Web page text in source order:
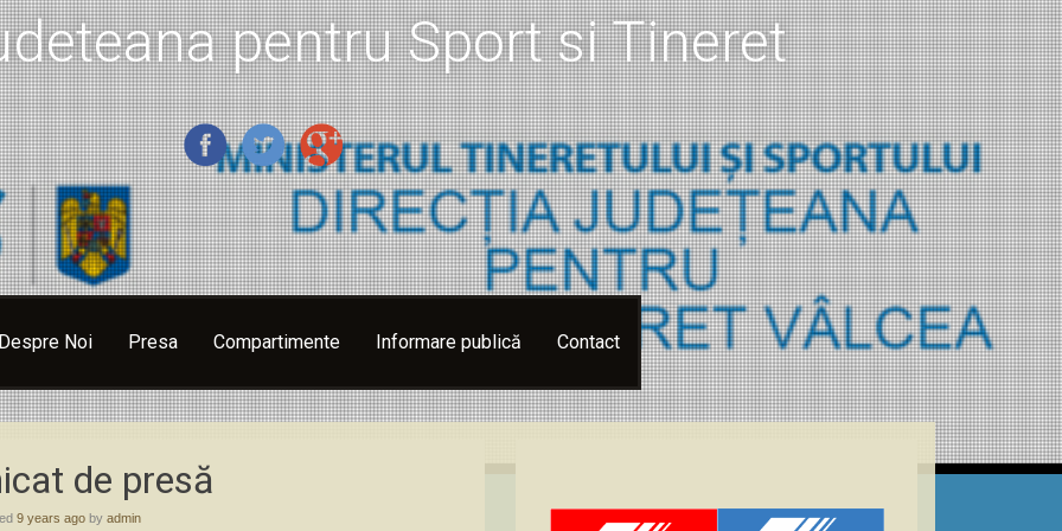
pentru Sport si Tineret
Despre Noi Presa Compartimente Informare publică Contact
de presă
9 years ago by admin